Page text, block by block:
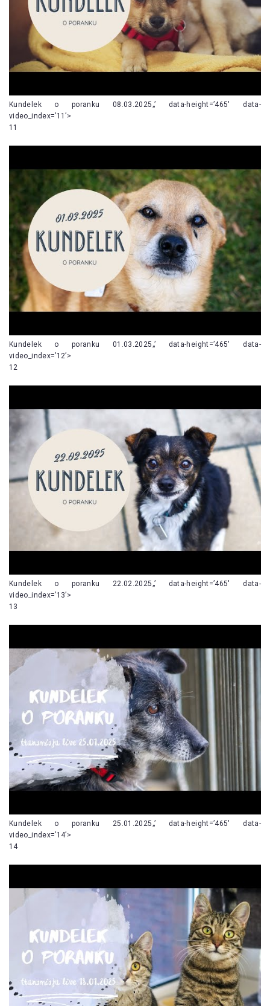
Kundelek o poranku 08.03.2025„’ data-height=’465′ data-
video_index=’11’>
11
Kundelek o poranku 01.03.2025„’ data-height=’465′ data-
video_index=’12’>
12
Kundelek o poranku 22.02.2025„’ data-height=’465′ data-
video_index=’13’>
13
Kundelek o poranku 25.01.2025„’ data-height=’465′ data-
video_index=’14’>
14